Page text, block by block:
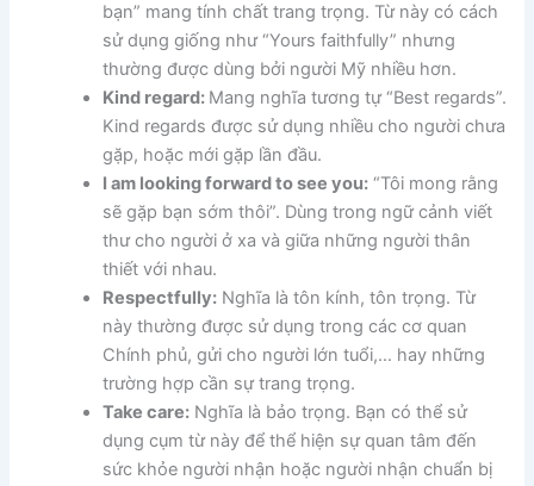
bạn” mang tính chất trang trọng. Từ này có cách
sử dụng giống như “Yours faithfully” nhưng
thường được dùng bởi người Mỹ nhiều hơn.
Kind regard: Mang nghĩa tương tự “Best regards”.
Kind regards được sử dụng nhiều cho người chưa
gặp, hoặc mới gặp lần đầu.
I am looking forward to see you: “Tôi mong rằng
sẽ gặp bạn sớm thôi”. Dùng trong ngữ cảnh viết
thư cho người ở xa và giữa những người thân
thiết với nhau.
Respectfully: Nghĩa là tôn kính, tôn trọng. Từ
này thường được sử dụng trong các cơ quan
Chính phủ, gửi cho người lớn tuổi,… hay những
trường hợp cần sự trang trọng.
Take care: Nghĩa là bảo trọng. Bạn có thể sử
dụng cụm từ này để thể hiện sự quan tâm đến
sức khỏe người nhận hoặc người nhận chuẩn bị